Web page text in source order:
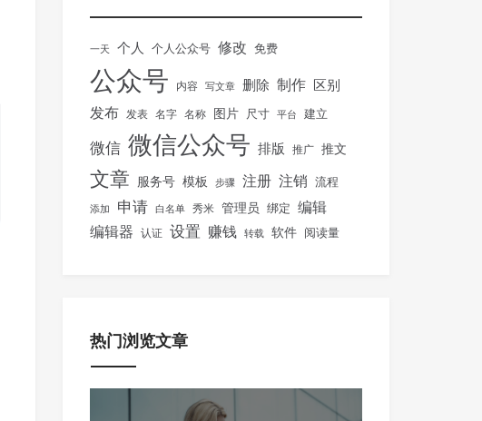
一天 个人 个人公众号 修改 免费
公众号 内容 写文章 删除 制作 区别
发布 发表 名字 名称 图片 尺寸 平台 建立
微信 微信公众号 排版 推广 推文
文章 服务号 模板 步骤 注册 注销 流程
添加 申请 白名单 秀米 管理员 绑定 编辑
编辑器
认证 设置 赚钱 转载 软件 阅读量
热门浏览文章